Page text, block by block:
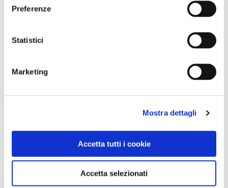
Preferenze
Statistici
Marketing
Mostra dettagli
Accetta tutti i cookie
Accetta selezionati
– Non Socio € 5,00
Succursale Touring di Benevento
Via G. B. Perasso 7 – Benevento
enzo@rotolandoversosud.net
Volontario Touring accompagnatore e telefono
attivo il giorno della visita:socio Lorenzo Piombo 338